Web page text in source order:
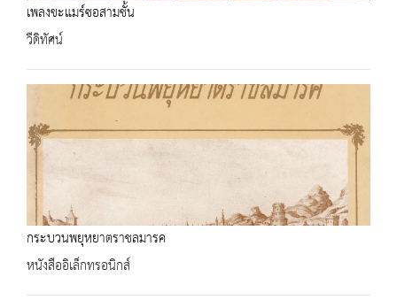
เพลงขะแมร์ซอสามชั้น
วีดิทัศน์
กระบวนพยุหยาตราชลมารค
หนังสืออิเล็กทรอนิกส์